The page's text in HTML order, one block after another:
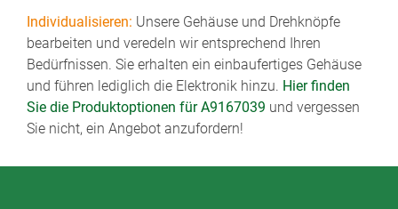
Individualisieren: Unsere Gehäuse und Drehknöpfe
bearbeiten und veredeln wir entsprechend Ihren
Bedürfnissen. Sie erhalten ein einbaufertiges Gehäuse
und führen lediglich die Elektronik hinzu. Hier finden
Sie die Produktoptionen für A9167039 und vergessen
Sie nicht, ein Angebot anzufordern!